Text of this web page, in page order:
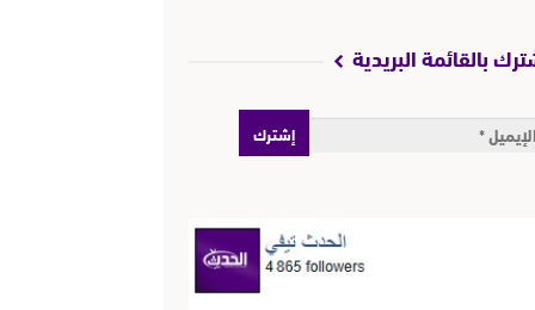
بالقائمة البريدية